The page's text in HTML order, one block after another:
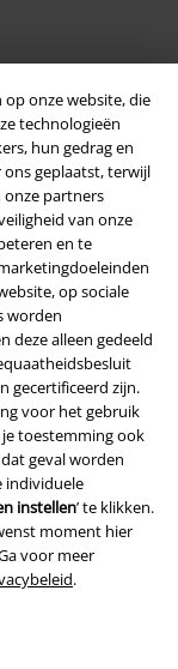
onze website, die
technologieën
hun gedrag en
geplaatst, terwijl
onze partners
van onze
en te
op sociale
worden
deze alleen gedeeld
gecertificeerd zijn.
voor het gebruik
toestemming ook
geval worden
individuele
instellen’ te klikken.
moment hier
voor meer
.